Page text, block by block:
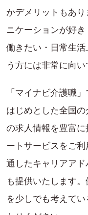
かデメリットもあ
ニケーションが好
働きたい・日常生
う方には非常に向い
「マイナビ介護職
はじめとした全国
の求人情報を豊富
ートサービスをご
通したキャリアア
も提供いたします
を少しでも考えて